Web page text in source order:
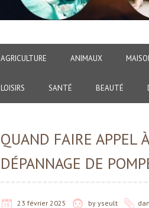
AGRICULTURE ANIMAUX
LOISIRS SANTÉ BEAUTÉ
QUAND FAIRE APPEL
DÉPANNAGE DE
23 février 2025 by yseult